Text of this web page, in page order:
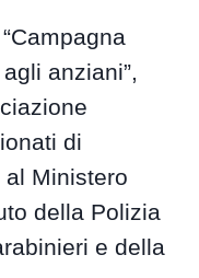
anziani”,
di
Ministero
della Polizia
e della